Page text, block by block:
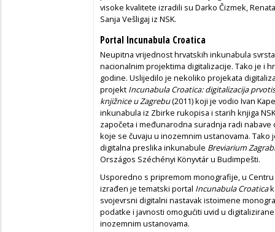
visoke kvalitete izradili su Darko Čizmek,
Sanja Vešligaj iz NSK.
Portal Incunabula Croatica
Neupitna vrijednost hrvatskih inkunabula
nacionalnim projektima digitalizacije. Tako je i
godine. Uslijedilo je nekoliko projekata
projekt Incunabula Croatica: digitalizacija
knjižnice u Zagrebu(2011) koji je vodio Ivan
inkunabula iz Zbirke rukopisa i starih knjiga
započeta i međunarodna suradnja radi
koje se čuvaju u inozemnim ustanovama. Tako
digitalna preslika inkunabule Breviarium
Országos Széchényi Könyvtár u Budimpešti.
Usporedno s pripremom monografije, u
izrađen je tematski portal Incunabula Croatica
svojevrsni digitalni nastavak istoimene
podatke i javnosti omogućiti uvid u
inozemnim ustanovama.